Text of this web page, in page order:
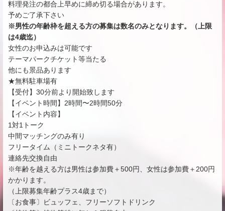
料理発注の都合上早めに締め切る場合があります。
予めご了承下さい
※男性の年齢枠を超える方の募集は数名のみとなります。（上限
は4歳迄）
女性のお申込みは可能です
テーマパークチケット等当たる
他にも景品あります
★無料駐車場有
【受付】30分前より開始致します
【イベント時間】2時間〜2時間50分
【イベント内容】
1対1トーク
中間マッチングのみ有り
フリータイム（ミニトークネタ有）
連絡先交換自由
※年齢を越える方は男性は参加費＋500円、女性は参加費＋200円
かかります。
（上限募集年齢プラス4歳まで）
〔お食事〕ビュッフェ、フリーソフトドリンク